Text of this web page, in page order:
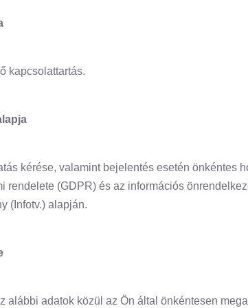
kapcsolattartás.
kérése, valamint bejelentés esetén önkéntes
rendelete (GDPR) és az információs
(Infotv.) alapján.
alábbi adatok közül az Ön által önkéntesen